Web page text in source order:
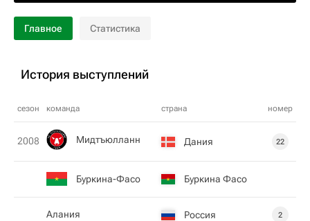
Главное Статистика
История выступлений
сезон команда страна номер
2008 Мидтъюлланн Дания 22
Буркина-Фасо Буркина Фасо
Алания Россия 2